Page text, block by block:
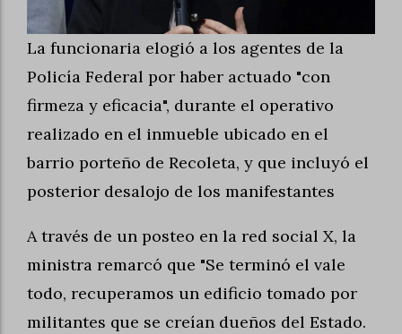
La funcionaria elogió a los agentes de la
Policía Federal por haber actuado "con
firmeza y eficacia", durante el operativo
realizado en el inmueble ubicado en el
barrio porteño de Recoleta, y que incluyó el
posterior desalojo de los manifestantes
A través de un posteo en la red social X, la
ministra remarcó que "Se terminó el vale
todo, recuperamos un edificio tomado por
militantes que se creían dueños del Estado.